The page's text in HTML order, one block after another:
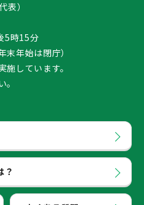
）
5時15分
末年始は閉庁）
しています。
？